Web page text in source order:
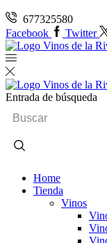
677325580
Facebook
Twitter
Entrada de búsqueda
Home
Tienda
Vinos